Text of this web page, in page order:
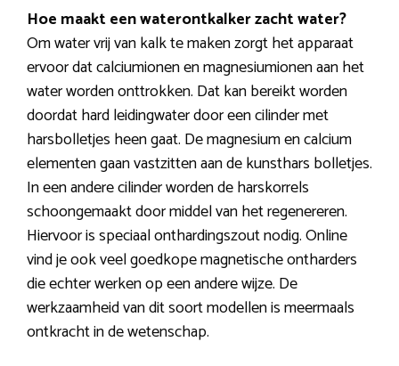
Hoe maakt een waterontkalker zacht water?
Om water vrij van kalk te maken zorgt het apparaat
ervoor dat calciumionen en magnesiumionen aan het
water worden onttrokken. Dat kan bereikt worden
doordat hard leidingwater door een cilinder met
harsbolletjes heen gaat. De magnesium en calcium
elementen gaan vastzitten aan de kunsthars bolletjes.
In een andere cilinder worden de harskorrels
schoongemaakt door middel van het regenereren.
Hiervoor is speciaal onthardingszout nodig. Online
vind je ook veel goedkope magnetische ontharders
die echter werken op een andere wijze. De
werkzaamheid van dit soort modellen is meermaals
ontkracht in de wetenschap.